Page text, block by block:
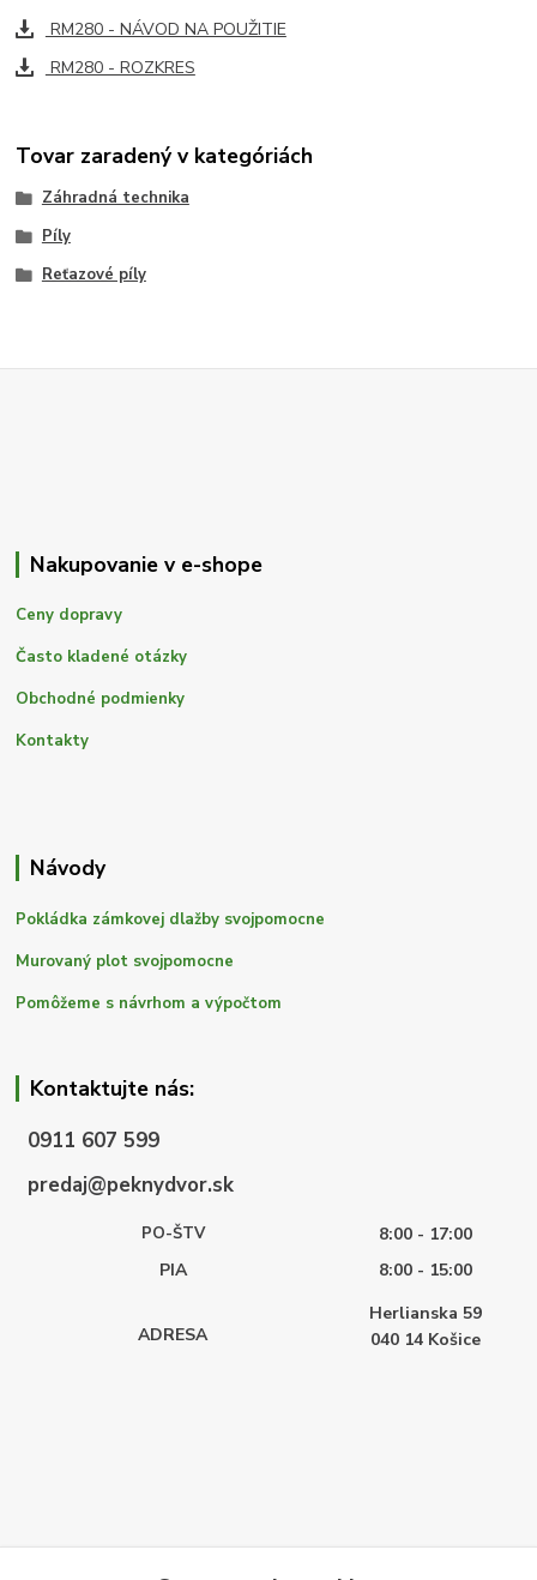
RM280 - NÁVOD NA POUŽITIE
RM280 - ROZKRES
Tovar zaradený v kategóriách
Záhradná technika
Píly
Reťazové píly
Nakupovanie v e-shope
Ceny dopravy
Často kladené otázky
Obchodné podmienky
Kontakty
Návody
Pokládka zámkovej dlažby svojpomocne
Murovaný plot svojpomocne
Pomôžeme s návrhom a výpočtom
Kontaktujte nás:
0911 607 599
predaj@peknydvor.sk
PO-ŠTV
8:00 - 17:00
PIA
8:00 - 15:00
ADRESA
Herlianska 59
040 14 Košice